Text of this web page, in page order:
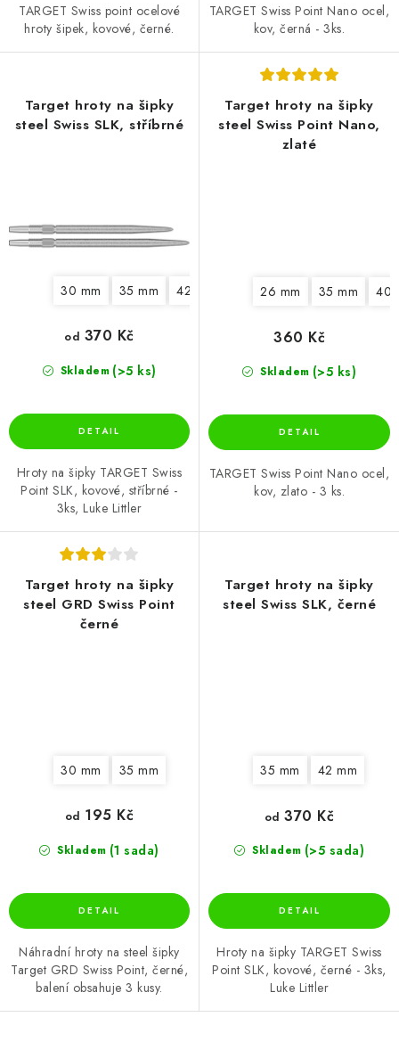
TARGET Swiss point ocelové
hroty šipek, kovové, černé.
TARGET Swiss Point Nano ocel,
kov, černá - 3ks.
Target hroty na šipky
steel Swiss SLK, stříbrné
30 mm 35 mm 42 mm
Skladem (>5 ks)
od 370 Kč
Hroty na šipky TARGET Swiss
Point SLK, kovové, stříbrné -
3ks, Luke Littler
Target hroty na šipky
steel Swiss Point Nano,
zlaté
26 mm 35 mm 40
Skladem (>5 ks)
360 Kč
TARGET Swiss Point Nano ocel,
kov, zlato - 3 ks.
Target hroty na šipky
steel GRD Swiss Point
černé
30 mm 35 mm
Skladem (1 sada)
od 195 Kč
Náhradní hroty na steel šipky
Target GRD Swiss Point, černé,
balení obsahuje 3 kusy.
Target hroty na šipky
steel Swiss SLK, černé
35 mm 42 mm
Skladem (>5 sada)
od 370 Kč
Hroty na šipky TARGET Swiss
Point SLK, kovové, černé - 3ks,
Luke Littler